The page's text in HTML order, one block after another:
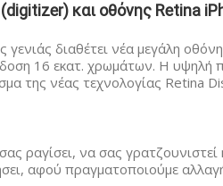
και οθόνης Retina
γενιάς διαθέτει νέα μεγάλη
16 εκατ. χρωμάτων. Η υψηλή
της νέας τεχνολογίας Retina
ραγίσει, να σας
αφού πραγματοποιούμε